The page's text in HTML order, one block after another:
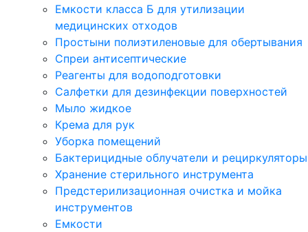
Емкости класса Б для утилизации
медицинских отходов
Простыни полиэтиленовые для обертывания
Спреи антисептические
Реагенты для водоподготовки
Салфетки для дезинфекции поверхностей
Мыло жидкое
Крема для рук
Уборка помещений
Бактерицидные облучатели и рециркуляторы
Хранение стерильного инструмента
Предстерилизационная очистка и мойка
инструментов
Емкости